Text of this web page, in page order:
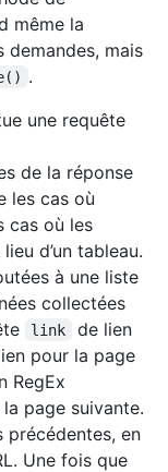
même la
mais
.
une requête
de la réponse
les cas où
cas où les
d’un tableau.
à une liste
collectées
link
de lien
pour la page
RegEx
page suivante.
précédentes, en
Une fois que